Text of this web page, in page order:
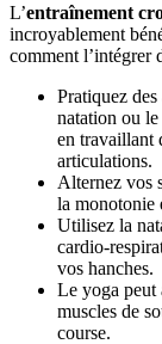
L’entraînement
incroyablement
comment l’intégrer
Pratiquez
natation ou
en travaillant
articulations.
Alternez vos
la monotonie
Utilisez la
cardio-
vos hanches.
Le yoga peut
muscles de
course.